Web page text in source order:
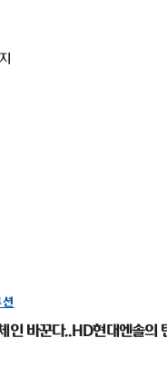
인 바꾼다..HD현대엔솔의